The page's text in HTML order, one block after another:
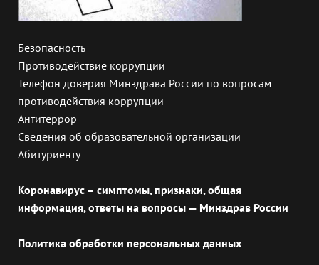
Безопасность
Противодействие коррупции
Телефон доверия Минздрава России по вопросам
противодействия коррупции
Антитеррор
Сведения об образовательной организации
Абитуриенту
Коронавирус – симптомы, признаки, общая
информация, ответы на вопросы — Минздрав России
Политика обработки персональных данных